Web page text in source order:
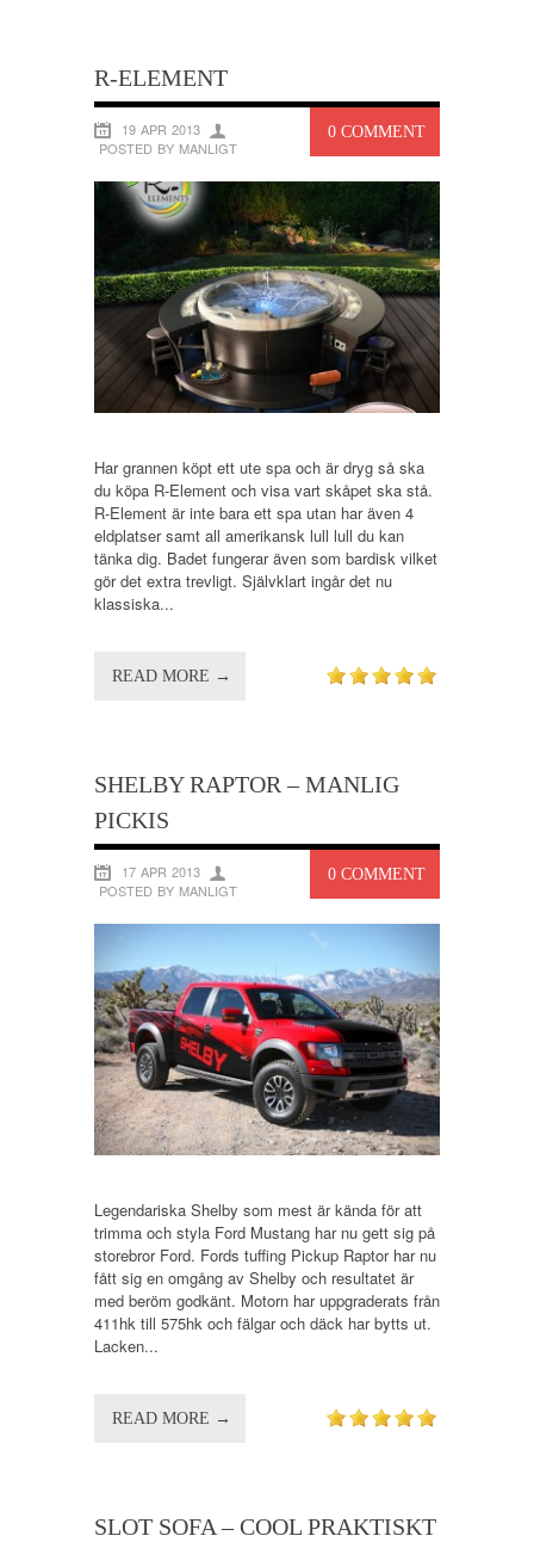
R-ELEMENT
0 COMMENT
19 APR 2013
POSTED BY MANLIGT
Har grannen köpt ett ute spa och är dryg så ska
du köpa R-Element och visa vart skåpet ska stå.
R-Element är inte bara ett spa utan har även 4
eldplatser samt all amerikansk lull lull du kan
tänka dig. Badet fungerar även som bardisk vilket
gör det extra trevligt. Självklart ingår det nu
klassiska...
READ MORE →
SHELBY RAPTOR – MANLIG
PICKIS
0 COMMENT
17 APR 2013
POSTED BY MANLIGT
Legendariska Shelby som mest är kända för att
trimma och styla Ford Mustang har nu gett sig på
storebror Ford. Fords tuffing Pickup Raptor har nu
fått sig en omgång av Shelby och resultatet är
med beröm godkänt. Motorn har uppgraderats från
411hk till 575hk och fälgar och däck har bytts ut.
Lacken...
READ MORE →
SLOT SOFA – COOL PRAKTISKT